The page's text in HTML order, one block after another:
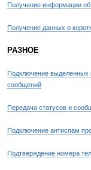
Получение информации об
Получение данных о
РАЗНОЕ
Подключение выделенных
сообщений
Передача статусов и
Подключение антиспам
Подтверждение номера